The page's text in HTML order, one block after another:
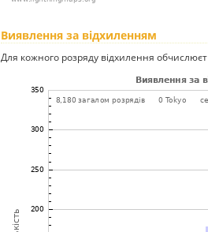
Виявлення за відхиленням
Для кожного розряду відхилення